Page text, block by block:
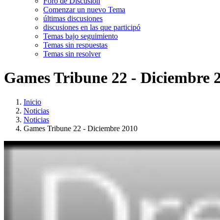
Comenzar un nuevo Tema
últimas discusiones
discusiones en las que participó
Temas bajo seguimiento
Temas sin respuestas
Temas sin resolver
Games Tribune 22 - Diciembre
Inicio
Noticias
Noticias
Games Tribune 22 - Diciembre 2010